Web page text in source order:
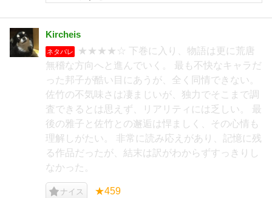
Kircheis
ネタバレ
★★★★☆ 下巻に入り、物語は更に荒唐
無稽な方向へと進んでいく。 最も不快なキャラだ
った邦子が酷い目にあうが、全く同情できない。
佐竹の不気味さは凄まじいが、独力でそこまで調
査できるとは思えず、リアリティには乏しい。 最
後の雅子と佐竹との邂逅は悍ましく、その心情も
理解しがたい。 非常に読み応えがあり、記憶に残
る作品だったが、結末は訳がわからずすっきりし
なかった。
ナイス ★459